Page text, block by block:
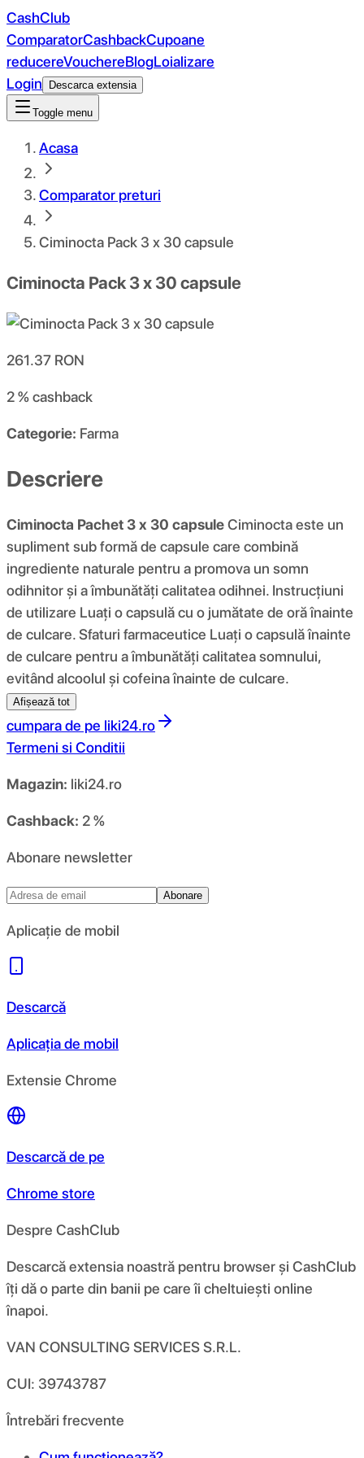
CashClub
ComparatorCashbackCupoane
reducereVouchereBlogLoializare
Login
Descarca extensia
Toggle menu
Acasa
Comparator preturi
Ciminocta Pack 3 x 30 capsule
Ciminocta Pack 3 x 30 capsule
261.37 RON
2 %cashback
Categorie: Farma
Descriere
Ciminocta Pachet 3 x 30 capsuleCiminocta este un
supliment sub formă de capsule care combină
ingrediente naturale pentru a promova un somn
odihnitor și a îmbunătăți calitatea odihnei. Instrucțiuni
de utilizare Luați o capsulă cu o jumătate de oră înainte
de culcare. Sfaturi farmaceutice Luați o capsulă înainte
de culcare pentru a îmbunătăți calitatea somnului,
evitând alcoolul și cofeina înainte de culcare.
Afișează tot
cumpara de pe liki24.ro
Termeni si Conditii
Magazin: liki24.ro
Cashback: 2 %
Abonare newsletter
Abonare
Aplicație de mobil
Descarcă
Aplicația de mobil
Extensie Chrome
Descarcă de pe
Chrome store
Despre CashClub
Descarcă extensia noastră pentru browser și CashClub
îți dă o parte din banii pe care îi cheltuiești online
înapoi.
VAN CONSULTING SERVICES S.R.L.
CUI: 39743787
Întrebări frecvente